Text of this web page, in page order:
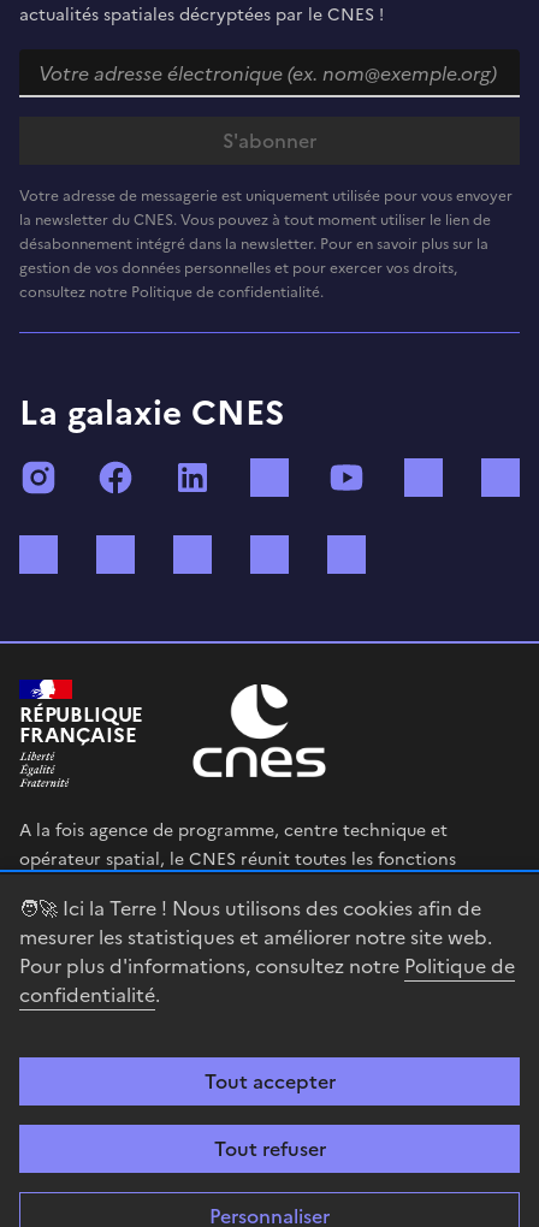
🧑‍🚀 Ici la Terre ! Nous utilisons des cookies afin de
mesurer les statistiques et améliorer notre site web.
Pour plus d'informations, consultez notre Politique de
confidentialité.
Tout accepter
Tout refuser
Personnaliser
actualités spatiales décryptées par le CNES !
Votre adresse de messagerie est uniquement utilisée pour vous envoyer
la newsletter du CNES. Vous pouvez à tout moment utiliser le lien de
désabonnement intégré dans la newsletter. Pour en savoir plus sur la
gestion de vos données personnelles et pour exercer vos droits,
consultez notre Politique de confidentialité.
La galaxie CNES
InstagramFacebook TikTok
RÉPUBLIQUE
FRANÇAISE
A la fois agence de programme, centre technique et
opérateur spatial, le CNES réunit toutes les fonctions
en œuvre sa stratégie spatiale.
legifrance.gouv.fr
gouvernement.fr
Accessibilité : partiellement conforme Mentions légales
Gestion des cookies